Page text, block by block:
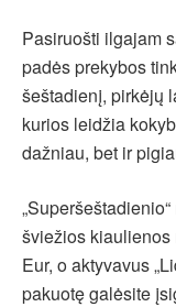
Pasiruošti ilgajam
padės prekybos
šeštadienį, pirkėjų
kurios leidžia
dažniau, bet ir
šviežios kiaulienos
Eur, o aktyvavus
pakuotę galėsite